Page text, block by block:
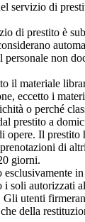
servizio di
di prestito è
non
il materiale
eccetto i
o perché
prestito a
opere. Il prestito
di
giorni.
i soli autorizzati
Gli utenti
della